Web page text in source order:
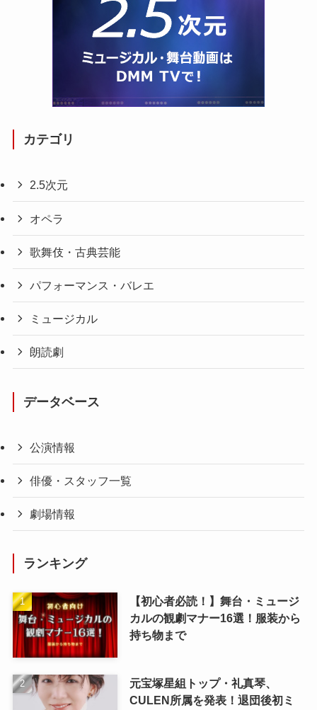
カテゴリ
2.5次元
オペラ
歌舞伎・古典芸能
パフォーマンス・バレエ
ミュージカル
朗読劇
データベース
公演情報
俳優・スタッフ一覧
劇場情報
ランキング
【初心者必読！】舞台・ミュージ
カルの観劇マナー16選！服装から
持ち物まで
元宝塚星組トップ・礼真琴、
CULEN所属を発表！退団後初ミ